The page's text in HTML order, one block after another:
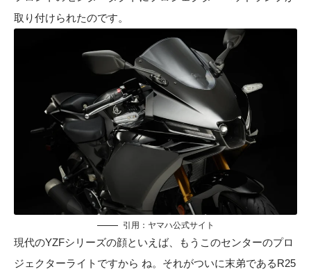
取り付けられたのです。
引用： ヤマハ公式サイト
現代のYZFシリーズの顔といえば、もうこのセンターのプロ
ジェクターライトですから ね。それがついに末弟であるR25